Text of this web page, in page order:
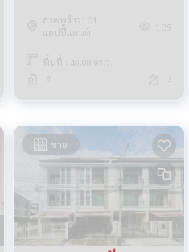
Headquarters Ekamai - Ladprao
/ 4 Bedrooms (SALE WITH
TENENT) TPM320
ลาดพร้าว101
แฮปปี้แลนด์
189
พื้นที่ : 40.08 ตร.ว.
4
ขาย